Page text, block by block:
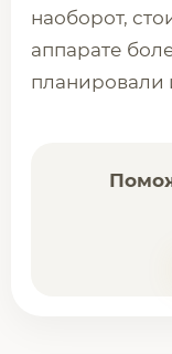
наоборот,
аппарате
планировали